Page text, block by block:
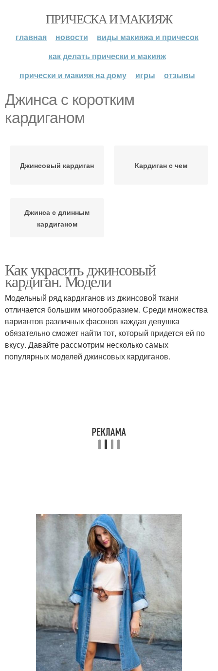
ПРИЧЕСКА И МАКИЯЖ
главная новости
виды макияжа и причесок
как делать прически и макияж
прически и макияж на дому
игры отзывы
Джинса с коротким
кардиганом
Джинсовый кардиган Кардиган с чем
Джинса с длинным
кардиганом
Как украсить джинсовый
кардиган. Модели
Модельный ряд кардиганов из джинсовой ткани
отличается большим многообразием. Среди множества
вариантов различных фасонов каждая девушка
обязательно сможет найти тот, который придется ей по
вкусу. Давайте рассмотрим несколько самых
популярных моделей джинсовых кардиганов.